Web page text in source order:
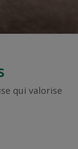
qui valorise